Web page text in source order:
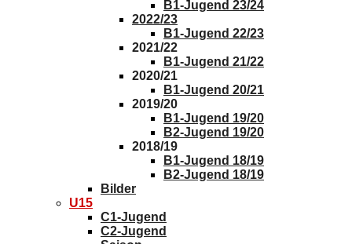
B1-Jugend 23/24
2022/23
B1-Jugend 22/23
2021/22
B1-Jugend 21/22
2020/21
B1-Jugend 20/21
2019/20
B1-Jugend 19/20
B2-Jugend 19/20
2018/19
B1-Jugend 18/19
B2-Jugend 18/19
Bilder
U15
C1-Jugend
C2-Jugend